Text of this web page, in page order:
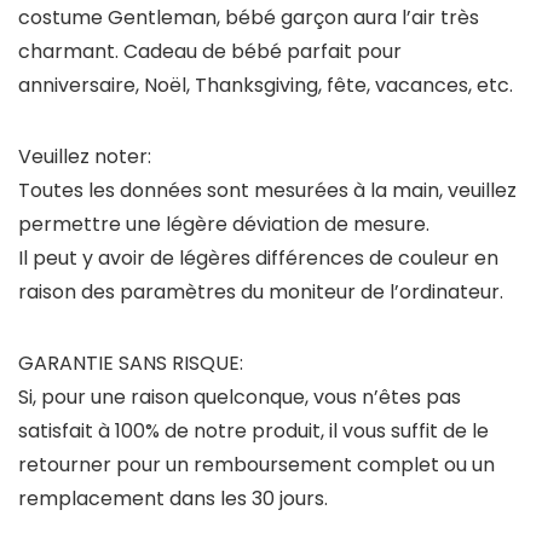
costume Gentleman, bébé garçon aura l’air très
charmant. Cadeau de bébé parfait pour
anniversaire, Noël, Thanksgiving, fête, vacances, etc.
Veuillez noter:
Toutes les données sont mesurées à la main, veuillez
permettre une légère déviation de mesure.
Il peut y avoir de légères différences de couleur en
raison des paramètres du moniteur de l’ordinateur.
GARANTIE SANS RISQUE:
Si, pour une raison quelconque, vous n’êtes pas
satisfait à 100% de notre produit, il vous suffit de le
retourner pour un remboursement complet ou un
remplacement dans les 30 jours.